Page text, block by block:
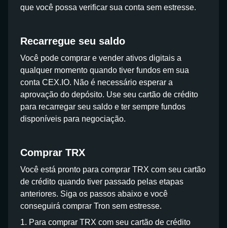
que você possa verificar sua conta sem estresse.
Recarregue seu saldo
Você pode comprar e vender ativos digitais a
qualquer momento quando tiver fundos em sua
conta CEX.IO. Não é necessário esperar a
aprovação do depósito. Use seu cartão de crédito
para recarregar seu saldo e ter sempre fundos
disponíveis para negociação.
Comprar TRX
Você está pronto para comprar TRX com seu cartão
de crédito quando tiver passado pelas etapas
anteriores. Siga os passos abaixo e você
conseguirá comprar Tron sem estresse.
1. Para comprar TRX com seu cartão de crédito